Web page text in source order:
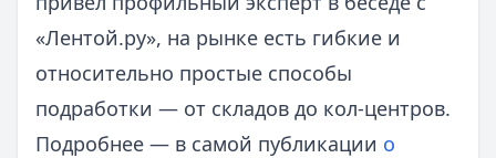
«Лентой.ру», на рынке есть гибкие и
относительно простые способы
подработки — от складов до кол-центров.
Подробнее — в самой публикации о